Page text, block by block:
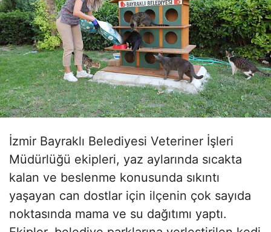
İzmir Bayraklı Belediyesi Veteriner İşleri
Müdürlüğü ekipleri, yaz aylarında sıcakta
kalan ve beslenme konusunda sıkıntı
yaşayan can dostlar için ilçenin çok sayıda
noktasında mama ve su dağıtımı yaptı.